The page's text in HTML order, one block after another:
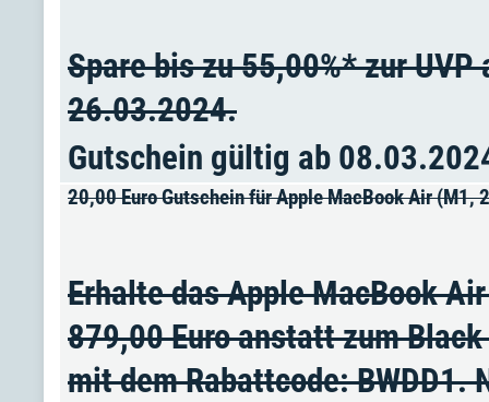
Spare bis zu 55,00%* zur
26.03.2024.
Gutschein gültig ab
20,00 Euro Gutschein für Apple MacBook Air (M1,
Erhalte das Apple MacBook
879,00 Euro anstatt zum
mit dem Rabattcode: BWDD1.